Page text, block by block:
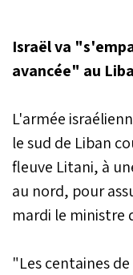
Israël va
avancée" au
L'armée
le sud de Liban
fleuve Litani, à
au nord, pour
mardi le ministre
"Les centaines